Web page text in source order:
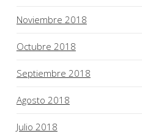
Noviembre 2018
Octubre 2018
Septiembre 2018
Agosto 2018
Julio 2018